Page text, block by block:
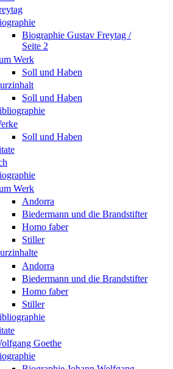
Biographie Gustav Freytag /
Seite 2
Werk
Soll und Haben
Soll und Haben
Soll und Haben
Werk
Andorra
Biedermann und die Brandstifter
Homo faber
Stiller
Andorra
Biedermann und die Brandstifter
Homo faber
Stiller
Goethe